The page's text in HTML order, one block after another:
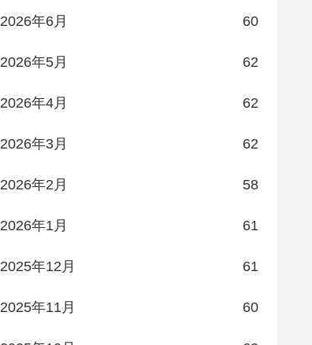
2026年6月 60
2026年5月 62
2026年4月 62
2026年3月 62
2026年2月 58
2026年1月 61
2025年12月 61
2025年11月 60